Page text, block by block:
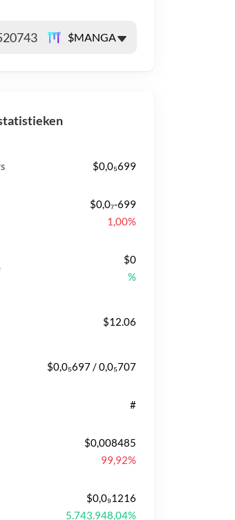
$0,0₅699
$0,0₇-699
1,00%
$0
%
$12.06
$0,0₅697 / 0,0₅707
#
$0,008485
99,92%
$0,0₉1216
5.743.948,04%